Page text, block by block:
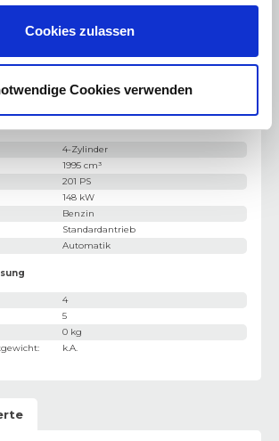
Cookies zulassen
Cookies verwenden
4-Zylinder
1995 cm³
201 PS
148 kW
Benzin
Standardantrieb
Automatik
4
5
0 kg
: k.A.